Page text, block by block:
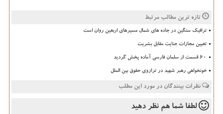
تازه ترین مطالب مرتبط
ترافیک سنگین در جاده های شمال مسیرهای اربعین روان است
تعیین مجازات جنایت مقابل بشریت
۶۰ قسمت از سلمان فارسی آماده پخش گردید
خونخواهی رهبر شهید در ترازوی حقوق بین الملل
نظرات بینندگان در مورد این مطلب
لطفا شما هم نظر دهید